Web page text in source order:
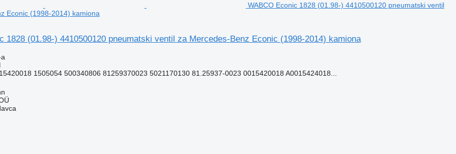
WABCO Econic 1828 (01.98-) 4410500120 pneumatski ventil
Econic (1998-2014) kamiona
1828 (01.98-) 4410500120 pneumatski ventil za Mercedes-Benz Econic (1998-2014) kamiona
1505054 500340806 81259370023 5021170130 81.25937-0023 0015420018 A0015424018...